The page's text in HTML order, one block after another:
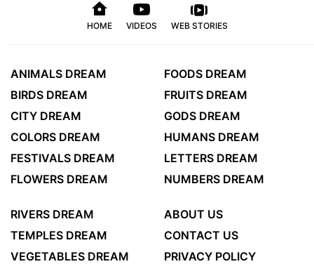
HOME VIDEOS WEB STORIES
ANIMALS DREAM
BIRDS DREAM
CITY DREAM
COLORS DREAM
FESTIVALS DREAM
FLOWERS DREAM
FOODS DREAM
FRUITS DREAM
GODS DREAM
HUMANS DREAM
LETTERS DREAM
NUMBERS DREAM
RIVERS DREAM
TEMPLES DREAM
VEGETABLES DREAM
ABOUT US
CONTACT US
PRIVACY POLICY